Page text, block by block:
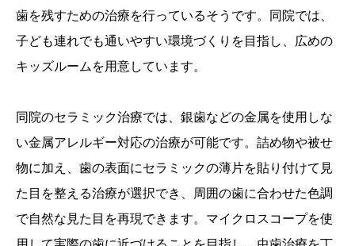
歯を残すための治療を行っているそうです。同院では、
子ども連れでも通いやすい環境づくりを目指し、広めの
キッズルームを用意しています。
同院のセラミック治療では、銀歯などの金属を使用しな
い金属アレルギー対応の治療が可能です。詰め物や被せ
物に加え、歯の表面にセラミックの薄片を貼り付けて見
た目を整える治療が選択でき、周囲の歯に合わせた色調
で自然な見た目を再現できます。マイクロスコープを使